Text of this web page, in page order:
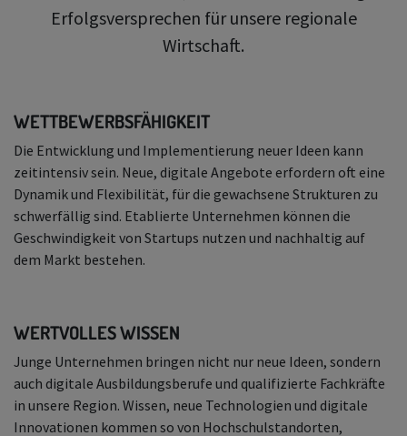
Erfolgsversprechen für unsere regionale
Wirtschaft.
WETTBEWERBSFÄHIGKEIT
Die Entwicklung und Implementierung neuer Ideen kann
zeitintensiv sein. Neue, digitale Angebote erfordern oft eine
Dynamik und Flexibilität, für die gewachsene Strukturen zu
schwerfällig sind. Etablierte Unternehmen können die
Geschwindigkeit von Startups nutzen und nachhaltig auf
dem Markt bestehen.
WERTVOLLES WISSEN
Junge Unternehmen bringen nicht nur neue Ideen, sondern
auch digitale Ausbildungsberufe und qualifizierte Fachkräfte
in unsere Region. Wissen, neue Technologien und digitale
Innovationen kommen so von Hochschulstandorten,